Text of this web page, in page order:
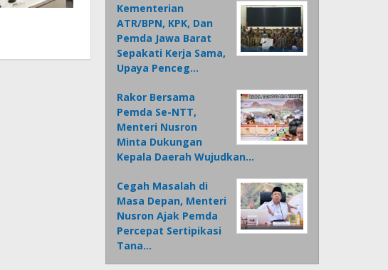
Kementerian
ATR/BPN, KPK, Dan
Pemda Jawa Barat
Sepakati Kerja Sama,
Upaya Penceg…
Rakor Bersama
Pemda Se-NTT,
Menteri Nusron
Minta Dukungan
Kepala Daerah Wujudkan…
Cegah Masalah di
Masa Depan, Menteri
Nusron Ajak Pemda
Percepat Sertipikasi
Tana…